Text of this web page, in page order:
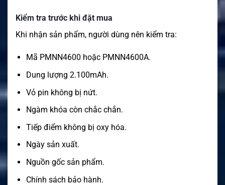
Kiểm tra trước khi đặt mua
Khi nhận sản phẩm, người dùng nên kiểm tra:
Mã PMNN4600 hoặc PMNN4600A.
Dung lượng 2.100mAh.
Vỏ pin không bị nứt.
Ngàm khóa còn chắc chắn.
Tiếp điểm không bị oxy hóa.
Ngày sản xuất.
Nguồn gốc sản phẩm.
Chính sách bảo hành.